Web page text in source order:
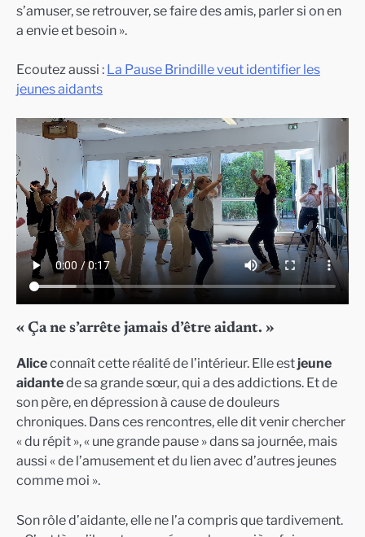
s’amuser, se retrouver, se faire des amis, parler si on en
a envie et besoin ».
Ecoutez aussi : La Pause Brindille veut identifier les
jeunes aidants
« Ça ne s’arrête jamais d’être aidant. »
Aliceconnaît cette réalité de l’intérieur. Elle estjeune
aidantede sa grande sœur, qui a des addictions. Et de
son père, en dépression à cause de douleurs
chroniques. Dans ces rencontres, elle dit venir chercher
« du répit », « une grande pause » dans sa journée, mais
aussi « de l’amusement et du lien avec d’autres jeunes
comme moi ».
Son rôle d’aidante, elle ne l’a compris que tardivement.